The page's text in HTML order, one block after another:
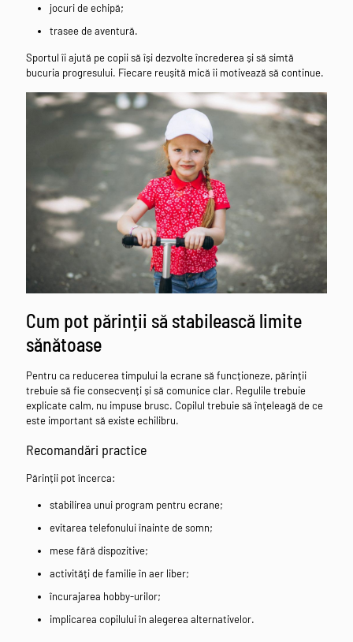
jocuri de echipă;
trasee de aventură.
Sportul îi ajută pe copii să își dezvolte încrederea și să simtă
bucuria progresului. Fiecare reușită mică îi motivează să continue.
Cum pot părinții să stabilească limite
sănătoase
Pentru ca reducerea timpului la ecrane să funcționeze, părinții
trebuie să fie consecvenți și să comunice clar. Regulile trebuie
explicate calm, nu impuse brusc. Copilul trebuie să înțeleagă de ce
este important să existe echilibru.
Recomandări practice
Părinții pot încerca:
stabilirea unui program pentru ecrane;
evitarea telefonului înainte de somn;
mese fără dispozitive;
activități de familie în aer liber;
încurajarea hobby-urilor;
implicarea copilului în alegerea alternativelor.